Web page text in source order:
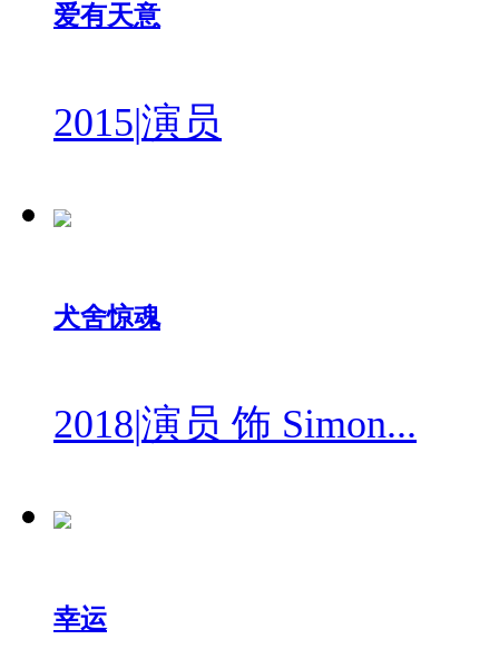
爱有天意
2015|演员
犬舍惊魂
2018|演员 饰 Simon...
幸运